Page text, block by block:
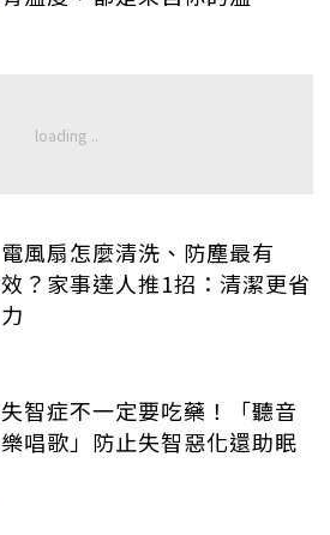
電風扇怎麼清洗、防塵最有
效？家事達人推1招：清潔更省
力
失智症不一定要吃藥！「聽音
樂唱歌」防止失智惡化還助眠